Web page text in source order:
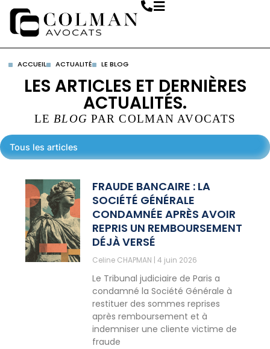
ACCUEIL ACTUALITÉ LE BLOG
LES ARTICLES ET DERNIÈRES
ACTUALITÉS.
LE BLOGPAR COLMAN AVOCATS
Tous les articles
FRAUDE BANCAIRE : LA
SOCIÉTÉ GÉNÉRALE
CONDAMNÉE APRÈS AVOIR
REPRIS UN REMBOURSEMENT
DÉJÀ VERSÉ
Celine CHAPMAN 4 juin 2026
Le Tribunal judiciaire de Paris a
condamné la Société Générale à
restituer des sommes reprises
après remboursement et à
indemniser une cliente victime de
fraude